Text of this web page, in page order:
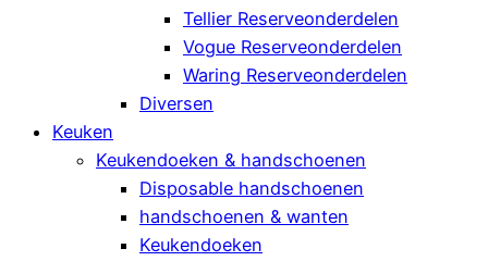
Tellier Reserveonderdelen
Vogue Reserveonderdelen
Waring Reserveonderdelen
Diversen
Keuken
Keukendoeken & handschoenen
Disposable handschoenen
handschoenen & wanten
Keukendoeken